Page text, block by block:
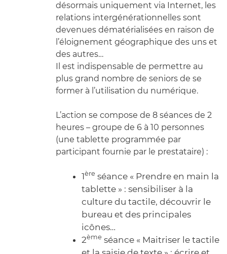
désormais uniquement via Internet, les
relations intergénérationnelles sont
devenues dématérialisées en raison de
l’éloignement géographique des uns et
des autres…
Il est indispensable de permettre au
plus grand nombre de seniors de se
former à l’utilisation du numérique.
L’action se compose de 8 séances de 2
heures – groupe de 6 à 10 personnes
(une tablette programmée par
participant fournie par le prestataire) :
1ère séance « Prendre en main la
tablette » : sensibiliser à la
culture du tactile, découvrir le
bureau et des principales
icônes…
2ème séance « Maitriser le tactile